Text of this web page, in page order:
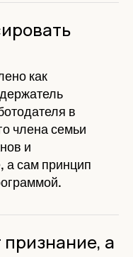
как
в
члена семьи
и
а сам принцип
а